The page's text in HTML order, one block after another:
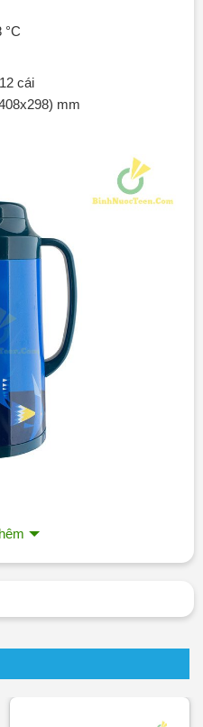
°C
cái
mm
dung tích 1 lít mang đến
Báo Giá